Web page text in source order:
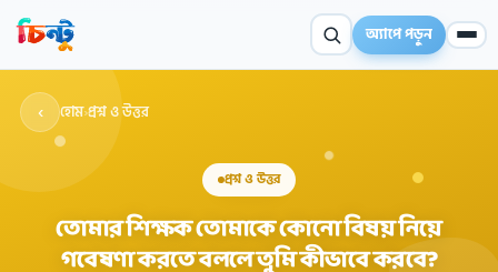
অ্যাপে পড়ুন
✦
‹ হোম›প্রশ্ন ও উত্তর
প্রশ্ন ও উত্তর
তোমার শিক্ষক তোমাকে কোনো বিষয় নিয়ে
গবেষণা করতে বললে তুমি কীভাবে করবে?